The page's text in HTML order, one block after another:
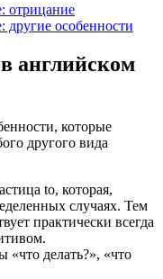
отрицание
особенности
английском
которые
другого вида
to, которая,
случаях. Тем
практически всегда
делать?», «что